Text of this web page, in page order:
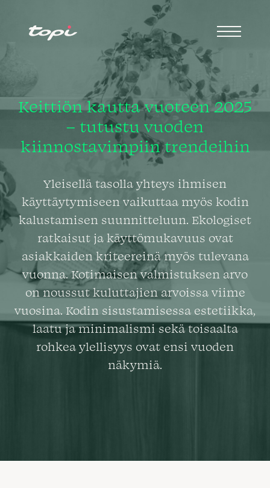
Keittiön kautta vuoteen 2025
– tutustu vuoden
kiinnostavimpiin trendeihin
Yleisellä tasolla yhteys ihmisen
käyttäytymiseen vaikuttaa myös kodin
kalustamisen suunnitteluun. Ekologiset
ratkaisut ja käyttömukavuus ovat
asiakkaiden kriteereinä myös tulevana
vuonna. Kotimaisen valmistuksen arvo
on noussut kuluttajien arvoissa viime
vuosina. Kodin sisustamisessa estetiikka,
laatu ja minimalismi sekä toisaalta
rohkea ylellisyys ovat ensi vuoden
näkymiä.